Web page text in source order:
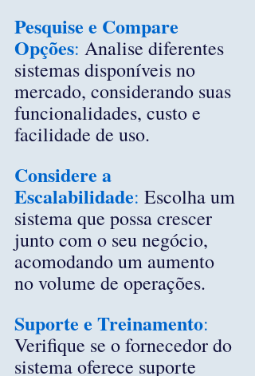
Pesquise e Compare
Opções: Analise diferentes
sistemas disponíveis no
mercado, considerando suas
funcionalidades, custo e
facilidade de uso.
Considere a
Escalabilidade: Escolha um
sistema que possa crescer
junto com o seu negócio,
acomodando um aumento
no volume de operações.
Suporte e Treinamento:
Verifique se o fornecedor do
sistema oferece suporte